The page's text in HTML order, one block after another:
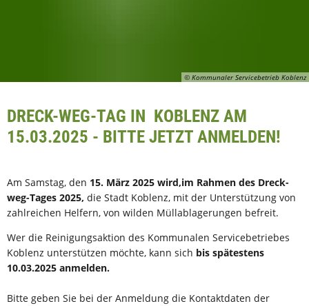
© Kommunaler Servicebetrieb Koblenz
DRECK-WEG-TAG IN KOBLENZ AM
15.03.2025 - BITTE JETZT ANMELDEN!
Am Samstag, den 15. März 2025 wird,im Rahmen des Dreck-
weg-Tages 2025, die Stadt Koblenz, mit der Unterstützung von
zahlreichen Helfern, von wilden Müllablagerungen befreit.
Wer die Reinigungsaktion des Kommunalen Servicebetriebes
Koblenz unterstützen möchte, kann sich bis spätestens
10.03.2025 anmelden.
Bitte geben Sie bei der Anmeldung die Kontaktdaten der